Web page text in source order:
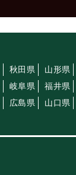
秋田県 山形県
岐阜県 福井県
広島県 山口県